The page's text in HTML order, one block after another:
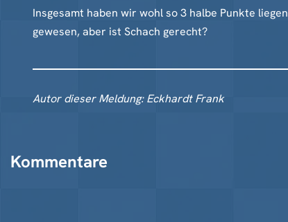
Insgesamt haben wir wohl so 3 halbe Punkte
gewesen, aber ist Schach gerecht?
Autor dieser Meldung: Eckhardt Frank
Kommentare